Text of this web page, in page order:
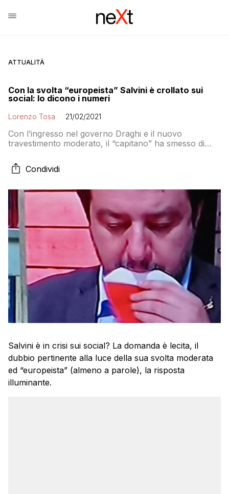
ATTUALITÀ
Con la svolta “europeista” Salvini è crollato sui
social: lo dicono i numeri
Lorenzo Tosa 21/02/2021
Con l’ingresso nel governo Draghi e il nuovo
travestimento moderato, il “capitano” ha smesso di
costruito la sua propaganda in rete portandolo fino a
lambire il 40% e intossicando i social. Tutti i numeri di
Condividi
Salvini è in crisi sui social? La domanda è lecita, il
dubbio pertinente alla luce della sua svolta moderata
ed “europeista” (almeno a parole), la risposta
illuminante.